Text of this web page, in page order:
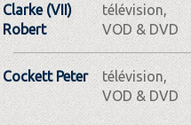
Clarke (VII)
Robert
télévision,
VOD & DVD
Cockett Peter
télévision,
VOD & DVD